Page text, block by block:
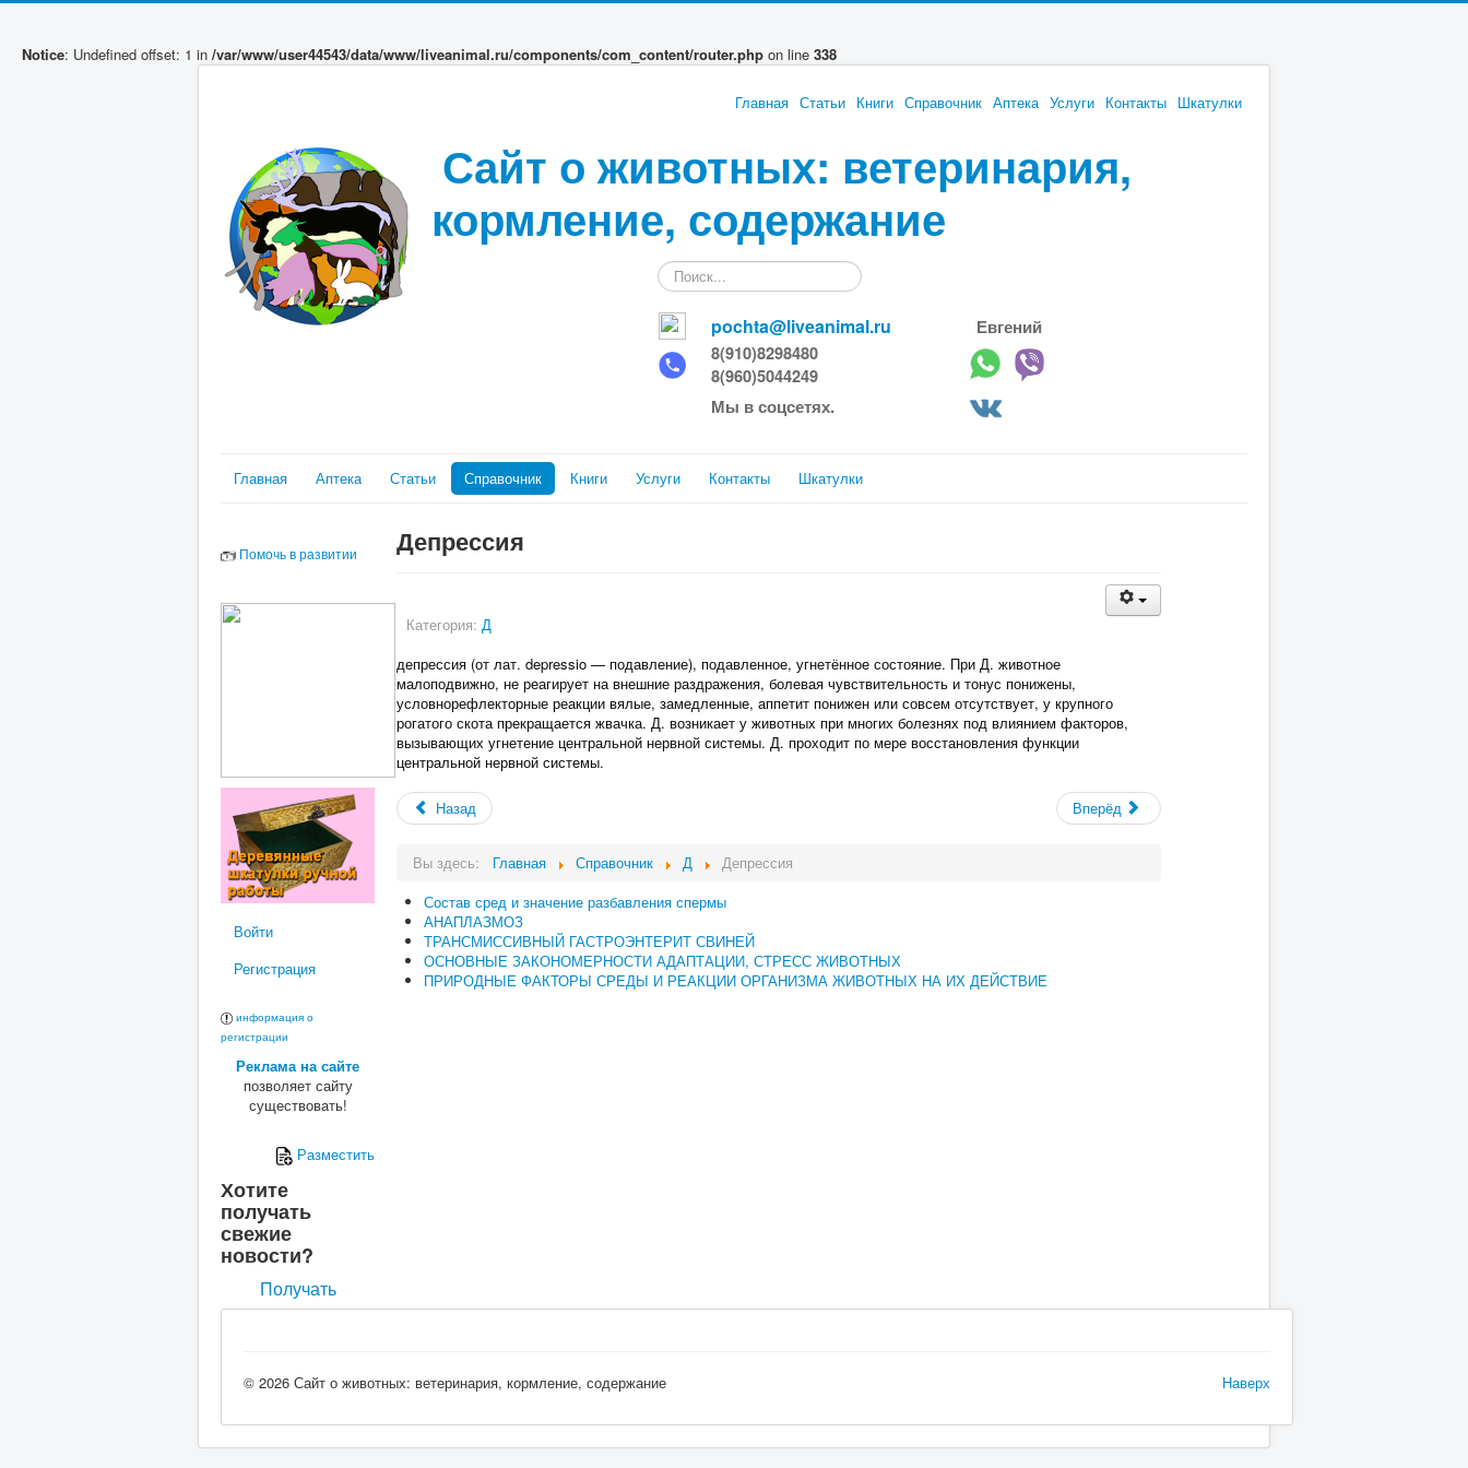
Notice: Undefined offset: 1 in /var/www/user44543/data/www/liveanimal.ru/components/com_content/router.php on line 338
Главная Статьи Книги Справочник Аптека Услуги Контакты Шкатулки
Сайт о животных: ветеринария,
кормление, содержание
Искать...
pochta@liveanimal.ru
Евгений
8(910)8298480
8(960)5044249
Мы в соцсетях.
Главная Аптека Статьи Справочник Книги Услуги Контакты Шкатулки
Помочь в развитии
Войти
Регистрация
информация о
регистрации
Реклама на сайте
позволяет сайту
существовать!
Разместить
Хотите
получать
свежие
новости?
Получать
Депрессия
Категория: Д
депрессия (от лат. depressio — подавление), подавленное, угнетённое состояние. При Д. животное
малоподвижно, не реагирует на внешние раздражения, болевая чувствительность и тонус понижены,
условнорефлекторные реакции вялые, замедленные, аппетит понижен или совсем отсутствует, у крупного
рогатого скота прекращается жвачка. Д. возникает у животных при многих болезнях под влиянием факторов,
вызывающих угнетение центральной нервной системы. Д. проходит по мере восстановления функции
центральной нервной системы.
Назад Вперёд
Вы здесь: Главная Справочник Д
Депрессия
Состав сред и значение разбавления спермы
АНАПЛАЗМОЗ
ТРАНСМИССИВНЫЙ ГАСТРОЭНТЕРИТ СВИНЕЙ
ОСНОВНЫЕ ЗАКОНОМЕРНОСТИ АДАПТАЦИИ, СТРЕСС ЖИВОТНЫХ
ПРИРОДНЫЕ ФАКТОРЫ СРЕДЫ И РЕАКЦИИ ОРГАНИЗМА ЖИВОТНЫХ НА ИХ ДЕЙСТВИЕ
Наверх
© 2026 Сайт о животных: ветеринария, кормление, содержание